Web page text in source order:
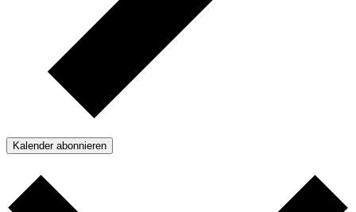
Kalender abonnieren